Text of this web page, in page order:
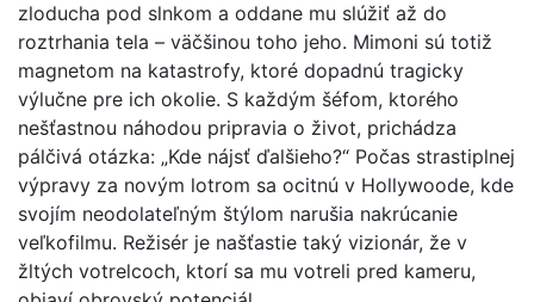
zloducha pod slnkom a oddane mu slúžiť až do
roztrhania tela – väčšinou toho jeho. Mimoni sú totiž
magnetom na katastrofy, ktoré dopadnú tragicky
výlučne pre ich okolie. S každým šéfom, ktorého
nešťastnou náhodou pripravia o život, prichádza
pálčivá otázka: „Kde nájsť ďalšieho?“ Počas strastiplnej
výpravy za novým lotrom sa ocitnú v Hollywoode, kde
svojím neodolateľným štýlom narušia nakrúcanie
veľkofilmu. Režisér je našťastie taký vizionár, že v
žltých votrelcoch, ktorí sa mu votreli pred kameru,